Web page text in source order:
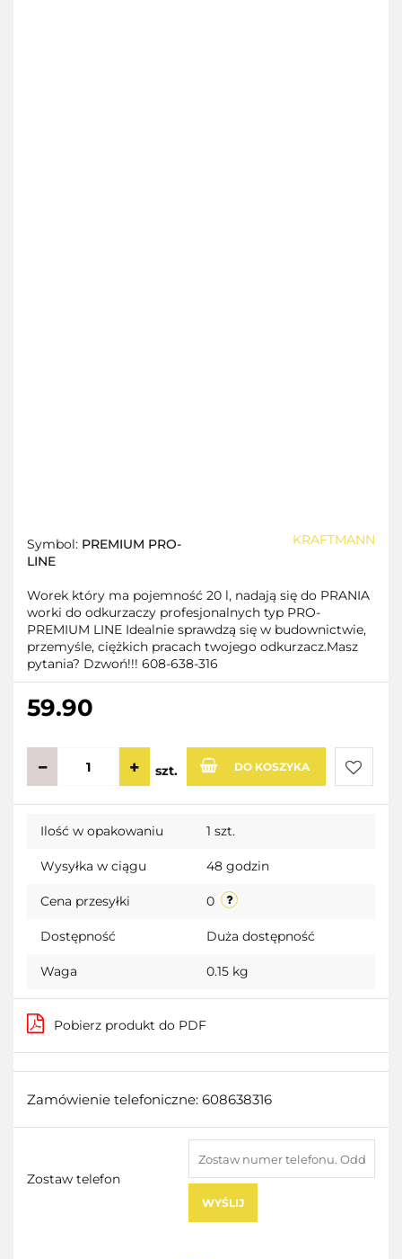
Symbol: PREMIUM PRO-
LINE
KRAFTMANN
Worek który ma pojemność 20 l, nadają się do PRANIA
worki do odkurzaczy profesjonalnych typ PRO-
PREMIUM LINE Idealnie sprawdzą się w budownictwie,
przemyśle, ciężkich pracach twojego odkurzacz.Masz
pytania? Dzwoń!!! 608-638-316
59.90
szt. DO KOSZYKA
Do
Ilość w opakowaniu 1 szt.
Wysyłka w ciągu 48 godzin
Cena przesyłki 0
Dostępność Duża dostępność
Waga 0.15 kg
Pobierz produkt do PDF
Zamówienie telefoniczne: 608638316
Zostaw telefon
WYŚLIJ